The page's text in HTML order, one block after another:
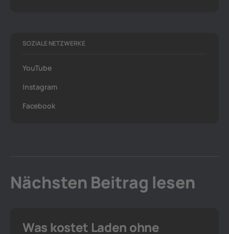
SOZIALE NETZWERKE
YouTube
Instagram
Facebook
Nächsten Beitrag lesen
Was kostet Laden ohne